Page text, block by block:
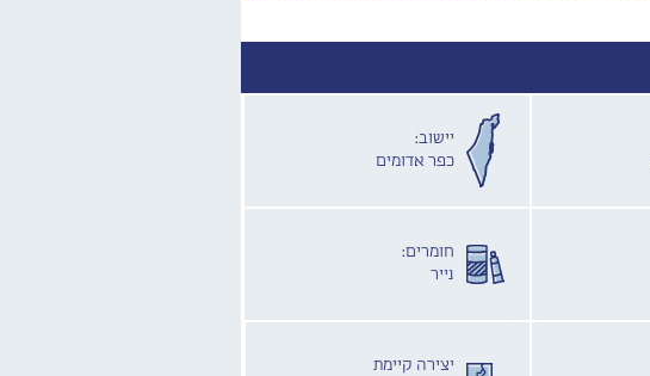
יישוב:
כפר אדומים
חומרים:
נייר
יצירה קיימת